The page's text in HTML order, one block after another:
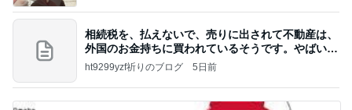
相続税を、払えないで、売りに出されて不動産は、
外国のお金持ちに買われているそうです。やばいで
すよ
ht9299yzf祈りのブログ 5日前